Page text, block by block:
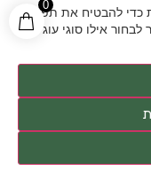
0
ח
ס
כ
ו
כ
-
2
4
%
כדי להבטיח את תפקוד
אילו סוגי עוגיות